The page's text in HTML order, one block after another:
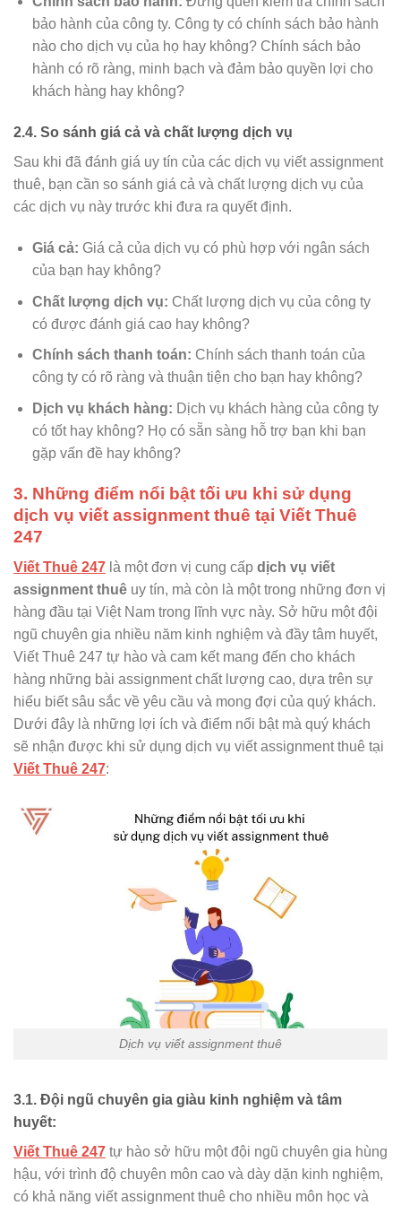
bảo hành của công ty. Công ty có chính sách bảo hành
nào cho dịch vụ của họ hay không? Chính sách bảo
hành có rõ ràng, minh bạch và đảm bảo quyền lợi cho
khách hàng hay không?
2.4. So sánh giá cả và chất lượng dịch vụ
Sau khi đã đánh giá uy tín của các dịch vụ viết assignment
thuê, bạn cần so sánh giá cả và chất lượng dịch vụ của
các dịch vụ này trước khi đưa ra quyết định.
Giá cả: Giá cả của dịch vụ có phù hợp với ngân sách
của bạn hay không?
Chất lượng dịch vụ: Chất lượng dịch vụ của công ty
có được đánh giá cao hay không?
Chính sách thanh toán: Chính sách thanh toán của
công ty có rõ ràng và thuận tiện cho bạn hay không?
Dịch vụ khách hàng: Dịch vụ khách hàng của công ty
có tốt hay không? Họ có sẵn sàng hỗ trợ bạn khi bạn
gặp vấn đề hay không?
3. Những điểm nổi bật tối ưu khi sử dụng
dịch vụ viết assignment thuê tại Viết Thuê
247
Viết Thuê 247 là một đơn vị cung cấp dịch vụ viết
assignment thuê uy tín, mà còn là một trong những đơn vị
hàng đầu tại Việt Nam trong lĩnh vực này. Sở hữu một đội
ngũ chuyên gia nhiều năm kinh nghiệm và đầy tâm huyết,
Viết Thuê 247 tự hào và cam kết mang đến cho khách
hàng những bài assignment chất lượng cao, dựa trên sự
hiểu biết sâu sắc về yêu cầu và mong đợi của quý khách.
Dưới đây là những lợi ích và điểm nổi bật mà quý khách
sẽ nhận được khi sử dụng dịch vụ viết assignment thuê tại
Viết Thuê 247:
Dịch vụ viết assignment thuê
3.1. Đội ngũ chuyên gia giàu kinh nghiệm và tâm
huyết:
Viết Thuê 247 tự hào sở hữu một đội ngũ chuyên gia hùng
hậu, với trình độ chuyên môn cao và dày dặn kinh nghiệm,
có khả năng viết assignment thuê cho nhiều môn học và